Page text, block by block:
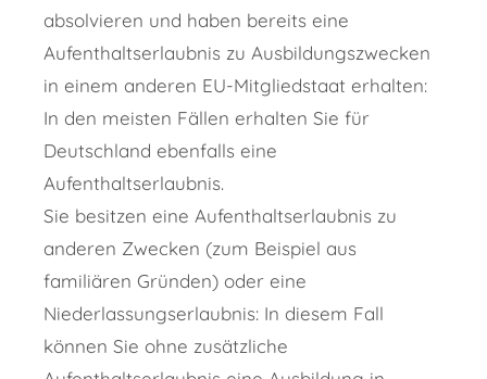
absolvieren und haben bereits eine
Aufenthaltserlaubnis zu Ausbildungszwecken
in einem anderen EU-Mitgliedstaat erhalten:
In den meisten Fällen erhalten Sie für
Deutschland ebenfalls eine
Aufenthaltserlaubnis.
Sie besitzen eine Aufenthaltserlaubnis zu
anderen Zwecken (zum Beispiel aus
familiären Gründen) oder eine
Niederlassungserlaubnis: In diesem Fall
können Sie ohne zusätzliche